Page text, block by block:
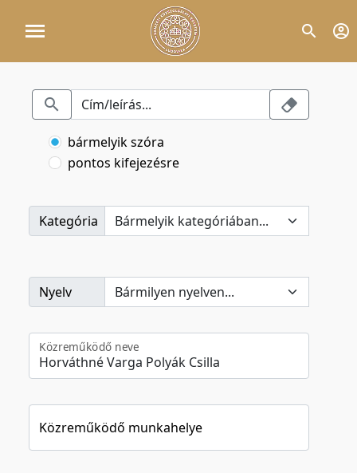
bármelyik szóra
pontos kifejezésre
Kategória
Nyelv
Közreműködő neve
Közreműködő munkahelye